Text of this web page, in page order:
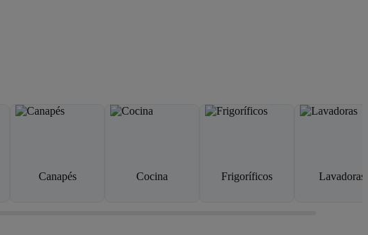
Canapés Cocina Frigoríficos Lavadoras